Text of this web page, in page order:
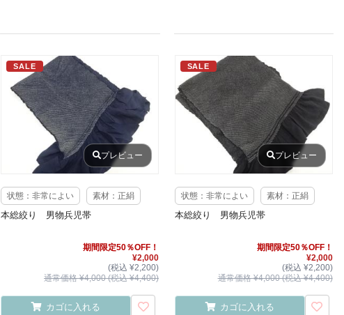
SALE
プレビュー
状態：非常によい 素材：正絹
本総絞り 男物兵児帯
期間限定50％OFF！
¥2,000
(税込 ¥2,200)
通常価格 ¥4,000 (税込 ¥4,400)
カゴに入れる
SALE
プレビュー
状態：非常によい 素材：正絹
本総絞り 男物兵児帯
期間限定50％OFF！
¥2,000
(税込 ¥2,200)
通常価格 ¥4,000 (税込 ¥4,400)
カゴに入れる